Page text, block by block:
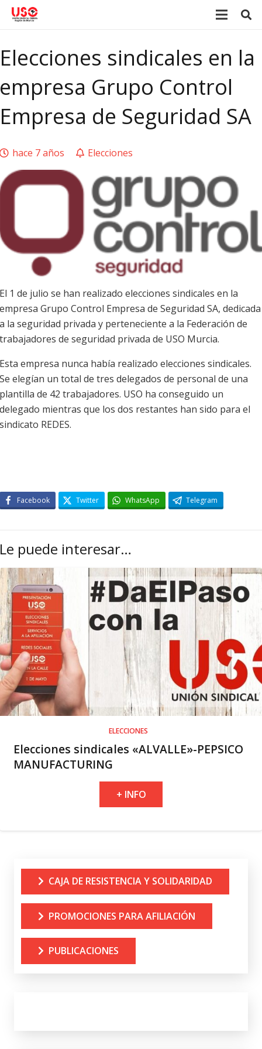
Elecciones sindicales en la
empresa Grupo Control
Empresa de Seguridad SA
hace 7 años Elecciones
El 1 de julio se han realizado elecciones sindicales en la
empresa Grupo Control Empresa de Seguridad SA, dedicada
a la seguridad privada y perteneciente a la Federación de
trabajadores de seguridad privada de USO Murcia.
Esta empresa nunca había realizado elecciones sindicales.
Se elegían un total de tres delegados de personal de una
plantilla de 42 trabajadores. USO ha conseguido un
delegado mientras que los dos restantes han sido para el
sindicato REDES.
Facebook Twitter WhatsApp Telegram
Le puede interesar…
ELECCIONES
Elecciones sindicales «ALVALLE»-PEPSICO
MANUFACTURING
+ INFO
CAJA DE RESISTENCIA Y SOLIDARIDAD
PROMOCIONES PARA AFILIACIÓN
PUBLICACIONES